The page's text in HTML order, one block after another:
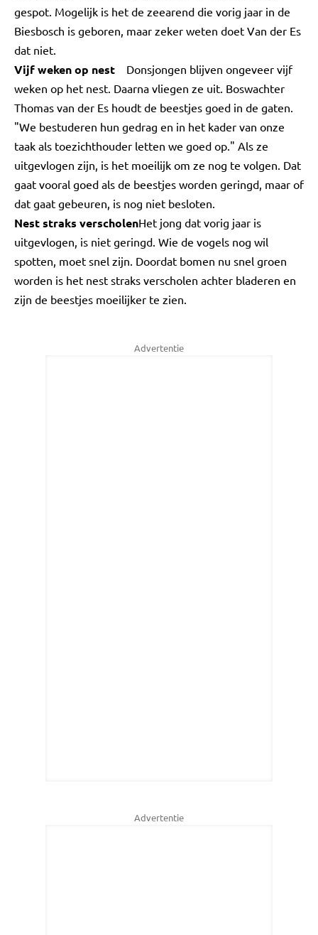
gespot. Mogelijk is het de zeearend die vorig jaar in de
Biesbosch is geboren, maar zeker weten doet Van der Es
dat niet.
Vijf weken op nest Donsjongen blijven ongeveer vijf
weken op het nest. Daarna vliegen ze uit. Boswachter
Thomas van der Es houdt de beestjes goed in de gaten.
"We bestuderen hun gedrag en in het kader van onze
taak als toezichthouder letten we goed op." Als ze
uitgevlogen zijn, is het moeilijk om ze nog te volgen. Dat
gaat vooral goed als de beestjes worden geringd, maar of
dat gaat gebeuren, is nog niet besloten.
Nest straks verscholenHet jong dat vorig jaar is
uitgevlogen, is niet geringd. Wie de vogels nog wil
spotten, moet snel zijn. Doordat bomen nu snel groen
worden is het nest straks verscholen achter bladeren en
zijn de beestjes moeilijker te zien.
Advertentie
Advertentie